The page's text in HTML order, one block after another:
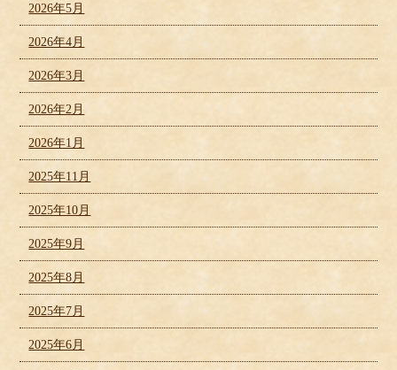
2026年5月
2026年4月
2026年3月
2026年2月
2026年1月
2025年11月
2025年10月
2025年9月
2025年8月
2025年7月
2025年6月